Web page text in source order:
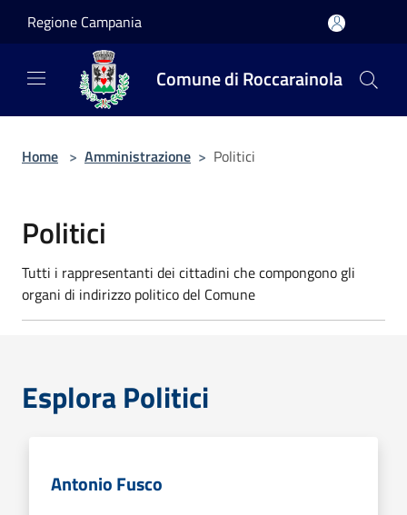
Regione Campania
Comune di Roccarainola
Home > Amministrazione > Politici
Politici
Tutti i rappresentanti dei cittadini che compongono gli
organi di indirizzo politico del Comune
Esplora Politici
Antonio Fusco